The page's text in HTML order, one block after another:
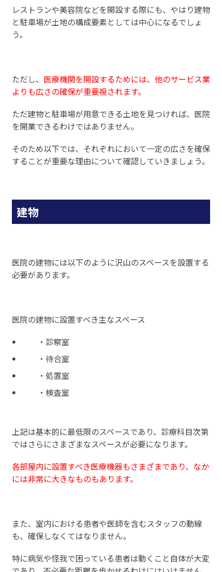
レストランや美容院などを開設する際にも、やはり建物
と駐車場が土地の構成要素としては中心になるでしょ
う。
ただし、 医療機関を開設するためには、他のサービス業
よりも広さの確保が重要視されます。
ただ建物と駐車場が用意できる土地を見つければ、医院
を開業できるわけではありません。
そのため以下では、それぞれにおいて一定の広さを確保
することが重要な理由について確認していきましょう。
建物
医院の建物には以下のように沢山のスペースを設置する
必要があります。
医院の建物に設置すべき主なスペース
・診察室
・待合室
・処置室
・検査室
上記は基本的に最低限のスペースであり、診療科目次第
ではさらにさまざまなスペースが必要になります。
各部屋内に設置すべき医療機器もさまざまであり、なか
には非常に大きなものもあります。
また、室内における患者や医師を含むスタッフの動線
も、確保しなくてはなりません。
特に病気や怪我で困っている患者は動くこと自体が大変